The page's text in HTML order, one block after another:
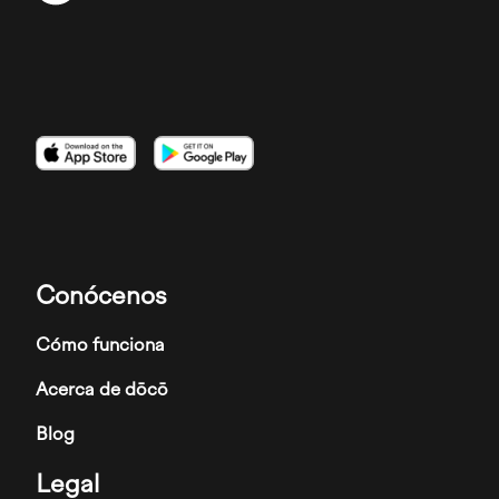
Imagen
Imagen Imagen
Conócenos
Cómo funciona
Acerca de dōcō
Blog
Legal